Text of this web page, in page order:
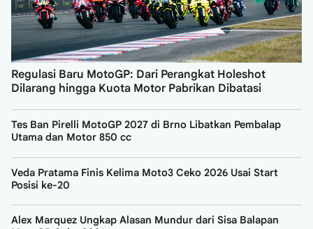
Regulasi Baru MotoGP: Dari Perangkat Holeshot
Dilarang hingga Kuota Motor Pabrikan Dibatasi
Tes Ban Pirelli MotoGP 2027 di Brno Libatkan Pembalap
Utama dan Motor 850 cc
Veda Pratama Finis Kelima Moto3 Ceko 2026 Usai Start
Posisi ke-20
Alex Marquez Ungkap Alasan Mundur dari Sisa Balapan